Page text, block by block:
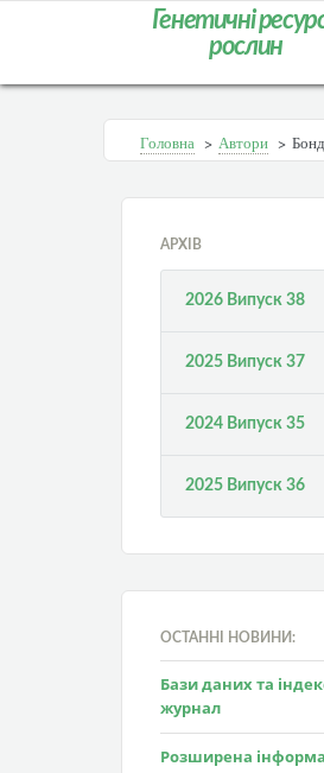
Генетичні
рослин
Головна > Автори >
АРХІВ
2026 Випуск 38
2025 Випуск 37
2024 Випуск 35
2025 Випуск 36
ОСТАННІ НОВИНИ:
Бази даних та
журнал
Розширена